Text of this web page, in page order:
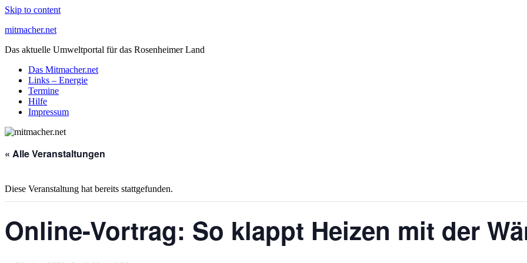
Skip to content
mitmacher.net
Das aktuelle Umweltportal für das Rosenheimer Land
Das Mitmacher.net
Links – Energie
Termine
Hilfe
Impressum
« Alle Veranstaltungen
Diese Veranstaltung hat bereits stattgefunden.
Online-Vortrag: So klappt Heizen mit der